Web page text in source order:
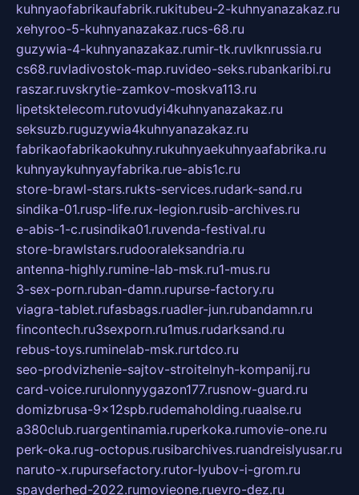
kuhnyaofabrikaufabrik.rukitubeu-2-kuhnyanazakaz.ru
xehyroo-5-kuhnyanazakaz.rucs-68.ru
guzywia-4-kuhnyanazakaz.rumir-tk.ruvlknrussia.ru
cs68.ruvladivostok-map.ruvideo-seks.rubankaribi.ru
raszar.ruvskrytie-zamkov-moskva113.ru
lipetsktelecom.rutovudyi4kuhnyanazakaz.ru
seksuzb.ruguzywia4kuhnyanazakaz.ru
fabrikaofabrikaokuhny.rukuhnyaekuhnyaafabrika.ru
kuhnyaykuhnyayfabrika.rue-abis1c.ru
store-brawl-stars.rukts-services.rudark-sand.ru
sindika-01.rusp-life.rux-legion.rusib-archives.ru
e-abis-1-c.rusindika01.ruvenda-festival.ru
store-brawlstars.rudooraleksandria.ru
antenna-highly.rumine-lab-msk.ru1-mus.ru
3-sex-porn.ruban-damn.rupurse-factory.ru
viagra-tablet.rufasbags.ruadler-jun.rubandamn.ru
fincontech.ru3sexporn.ru1mus.rudarksand.ru
rebus-toys.ruminelab-msk.rurtdco.ru
seo-prodvizhenie-sajtov-stroitelnyh-kompanij.ru
card-voice.rurulonnyygazon177.rusnow-guard.ru
domizbrusa-9x12spb.rudemaholding.ruaalse.ru
a380club.ruargentinamia.ruperkoka.rumovie-one.ru
perk-oka.rug-octopus.rusibarchives.ruandreislyusar.ru
naruto-x.rupursefactory.rutor-lyubov-i-grom.ru
spayderhed-2022.rumovieone.ruevro-dez.ru